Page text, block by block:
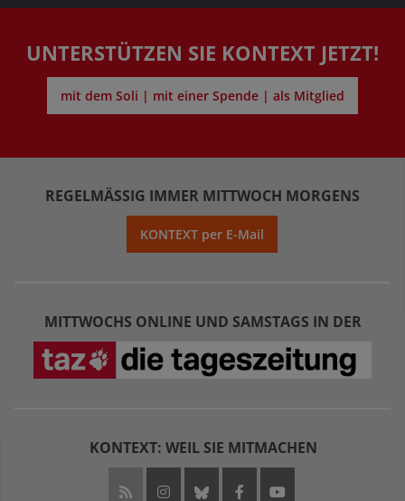
UNTERSTÜTZEN SIE KONTEXT JETZT!
mit dem Soli | mit einer Spende | als Mitglied
REGELMÄSSIG IMMER MITTWOCH MORGENS
KONTEXT per E-Mail
MITTWOCHS ONLINE UND SAMSTAGS IN DER
KONTEXT: WEIL SIE MITMACHEN